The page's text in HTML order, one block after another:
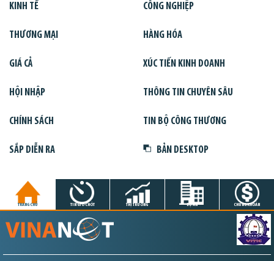
KINH TẾ CÔNG NGHIỆP
THƯƠNG MẠI HÀNG HÓA
GIÁ CẢ XÚC TIẾN KINH DOANH
HỘI NHẬP THÔNG TIN CHUYÊN SÂU
CHÍNH SÁCH TIN BỘ CÔNG THƯƠNG
SẮP DIỄN RA BẢN DESKTOP
TRANG CHỦ TIN GIỜ CHÓT THỊ TRƯỜNG DỰ ÁN CHỨNG KHOÁN